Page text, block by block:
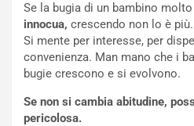
Se la bugia di un bambino
innocua, crescendo non lo è più.
Si mente per interesse, per
convenienza. Man mano che i
bugie crescono e si evolvono.
Se non si cambia abitudine,
pericolosa.